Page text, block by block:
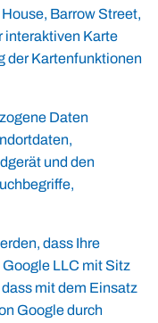
Barrow Street,
interaktiven Karte
der Kartenfunktionen
Daten
und den
dass Ihre
LLC mit Sitz
mit dem Einsatz
Google durch